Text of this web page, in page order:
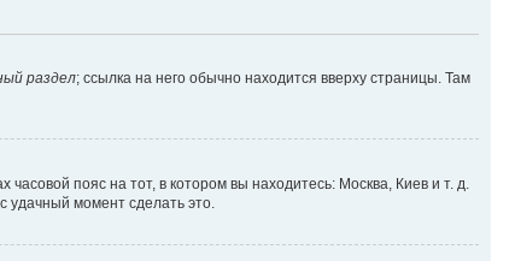
раздел; ссылка на него обычно находится вверху страницы. Там
пояс на тот, в котором вы находитесь: Москва, Киев и т. д.
удачный момент сделать это.